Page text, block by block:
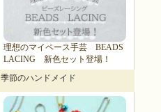
理想のマイペース手芸 BEADS
LACING 新色セット登場！
季節のハンドメイド